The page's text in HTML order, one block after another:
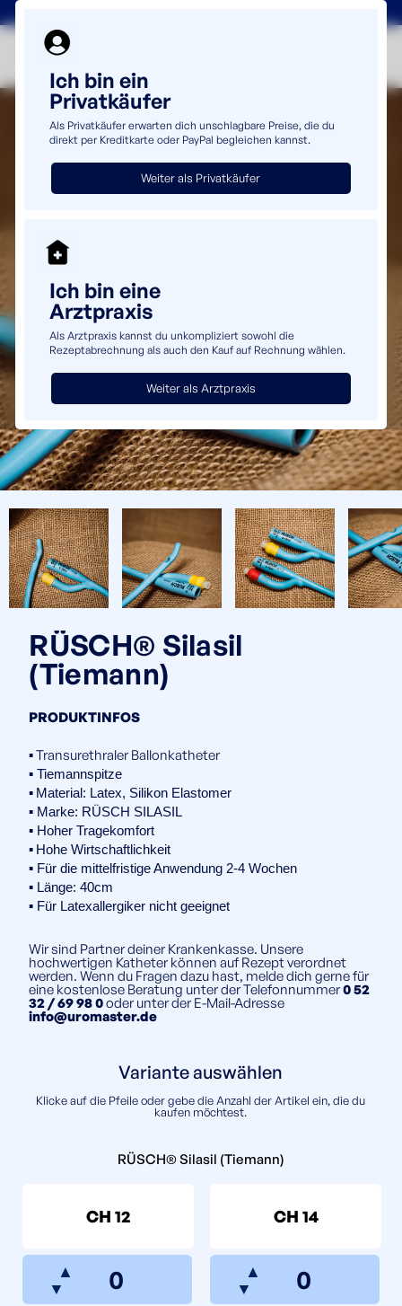
RÜSCH® Silasil
(Tiemann)
PRODUKTINFOS
▪️ Transurethraler Ballonkatheter
▪️ Tiemannspitze
▪️ Material: Latex, Silikon Elastomer
▪️ Marke: RÜSCH SILASIL
▪️ Hoher Tragekomfort
▪️ Hohe Wirtschaftlichkeit
▪️ Für die mittelfristige Anwendung 2-4 Wochen
▪️ Länge: 40cm
▪️ Für Latexallergiker nicht geeignet
Wir sind Partner deiner Krankenkasse. Unsere
hochwertigen Katheter können auf Rezept verordnet
werden. Wenn du Fragen dazu hast, melde dich gerne für
eine kostenlose Beratung unter der Telefonnummer0 52
32 / 69 98 0oder unter der E-Mail-Adresse
info@uromaster.de
Variante auswählen
Klicke auf die Pfeile oder gebe die Anzahl der Artikel ein, die du
kaufen möchtest.
RÜSCH® Silasil (Tiemann)
CH 12
▲
▼
CH 14
▲
▼
Ich bin ein
Privatkäufer
Als Privatkäufer erwarten dich unschlagbare Preise, die du
direkt per Kreditkarte oder PayPal begleichen kannst.
Weiter als Privatkäufer
Ich bin eine
Arztpraxis
Als Arztpraxis kannst du unkompliziert sowohl die
Rezeptabrechnung als auch den Kauf auf Rechnung wählen.
Weiter als Arztpraxis